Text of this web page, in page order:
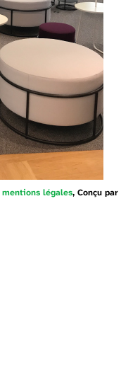
mentions légales, Conçu par